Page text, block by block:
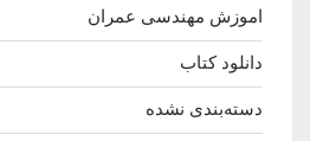
اموزش مهندسی عمران
دانلود کتاب
دسته‌بندی نشده